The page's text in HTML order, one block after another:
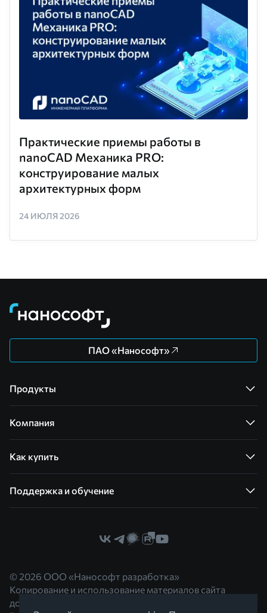
Практические приемы работы в
nanoCAD Механика PRO:
конструирование малых
архитектурных форм
24 ИЮЛЯ 2026
ПАО «Нанософт»
Продукты
Компания
Как купить
Поддержка и обучение
© 2026 ООО «Нанософт разработка»
Копирование и использование материалов сайта
допускается с согласия правообладателя.